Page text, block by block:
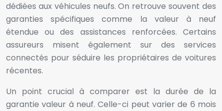
dédiées aux véhicules neufs. On retrouve souvent des
garanties spécifiques comme la valeur à neuf
étendue ou des assistances renforcées. Certains
assureurs misent également sur des services
connectés pour séduire les propriétaires de voitures
récentes.
Un point crucial à comparer est la durée de la
garantie valeur à neuf. Celle-ci peut varier de 6 mois